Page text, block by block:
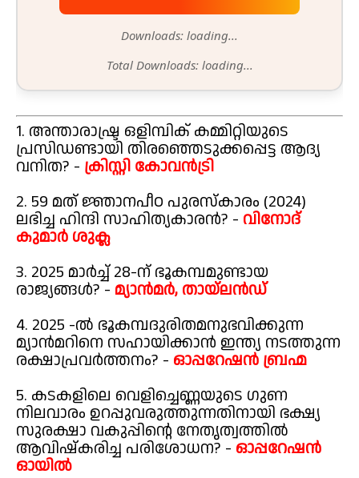
Downloads: loading...
Total Downloads: loading...
1. അന്താരാഷ്ട്ര ഒളിമ്പിക് കമ്മിറ്റിയുടെ
പ്രസിഡണ്ടായി തിരഞ്ഞെടുക്കപ്പെട്ട ആദ്യ
വനിത? - ക്രിസ്റ്റി കോവൻട്രി
2. 59 മത് ജ്ഞാനപീഠ പുരസ്കാരം (2024)
ലഭിച്ച ഹിന്ദി സാഹിത്യകാരൻ? - വിനോദ്
കുമാർ ശുക്ല
3. 2025 മാർച്ച് 28-ന് ഭൂകമ്പമുണ്ടായ
രാജ്യങ്ങൾ? - മ്യാൻമർ, തായ്‌ലൻഡ്
4. 2025 -ൽ ഭൂകമ്പദുരിതമനുഭവിക്കുന്ന
മ്യാൻമറിനെ സഹായിക്കാൻ ഇന്ത്യ നടത്തുന്ന
രക്ഷാപ്രവർത്തനം? - ഓപ്പറേഷൻ ബ്രഹ്മ
5. കടകളിലെ വെളിച്ചെണ്ണയുടെ ഗുണ
നിലവാരം ഉറപ്പുവരുത്തുന്നതിനായി ഭക്ഷ്യ
സുരക്ഷാ വകുപ്പിന്റെ നേതൃത്വത്തിൽ
ആവിഷ്കരിച്ച പരിശോധന? - ഓപ്പറേഷൻ
ഓയിൽ